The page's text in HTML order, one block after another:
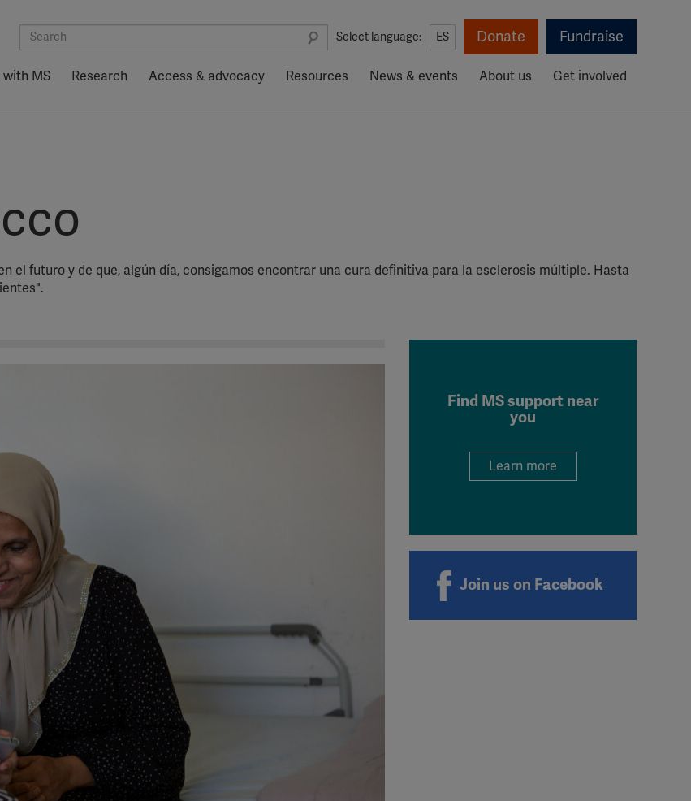
Select language: ES Donate Fundraise
with MS Research Access & advocacy Resources News & events About us Get involved
el futuro y de que, algún día, consigamos encontrar una cura definitiva para la esclerosis múltiple. Hasta
Find MS support near
you
Learn more
Join us on Facebook